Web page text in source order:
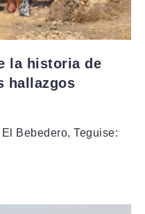
la historia de
hallazgos
Bebedero, Teguise: